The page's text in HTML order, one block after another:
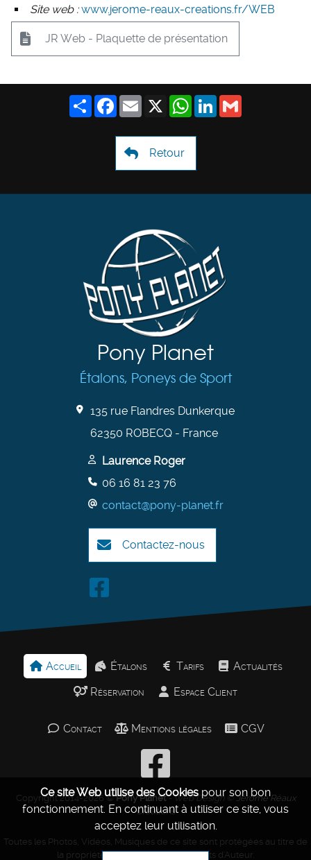
Site web :www.jerome-reaux-creations.fr/WEB
JR Web - Plaquette de présentation
ShareFacebook
EmailX WhatsApp
LinkedIn
Retour
Pony Planet
Étalons, Poneys de Sport
135 rue Flandres Dunkerque
62350 ROBECQ - France
Laurence Roger
06 16 81 23 76
contact@pony-planet.fr
Contactez-nous
Accueil Étalons Tarifs
Actualités
Réservation
Espace Client
Contact Mentions légales CGV
Copyright 2014-2026 ©Pony Planet - Web Design ©Jérôme Réaux
Créations
Toutes les Photos, Vidéos, Musiques de ce site sont protégées au titre de
la propriété intellectuelle et des Droits d'Auteur.
Ce site Web utilise des Cookiespour son bon
fonctionnement. En continuant à utiliser ce site, vous
acceptez leur utilisation.